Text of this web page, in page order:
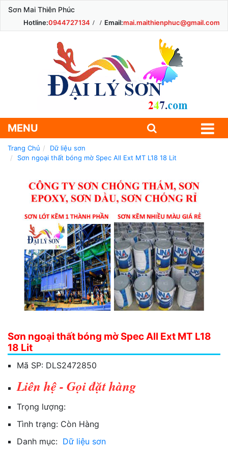
Sơn Mai Thiên Phúc
Hotline:0944727134 Email:mai.maithienphuc@gmail.com
MENU
Trang Chủ
Dữ liệu sơn
Sơn ngoại thất bóng mờ Spec All Ext MT L18 18 Lit
Sơn ngoại thất bóng mờ Spec All Ext MT L18
18 Lit
Mã SP: DLS2472850
Liên hệ - Gọi đặt hàng
Trọng lượng:
Tình trạng: Còn Hàng
Danh mục: Dữ liệu sơn